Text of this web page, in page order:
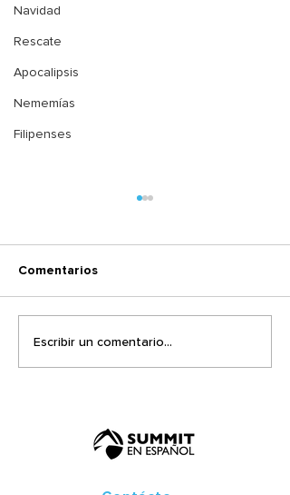
Navidad
Rescate
Apocalipsis
Nememías
Filipenses
El mismo Sentir
Comentarios
Escribir un comentario...